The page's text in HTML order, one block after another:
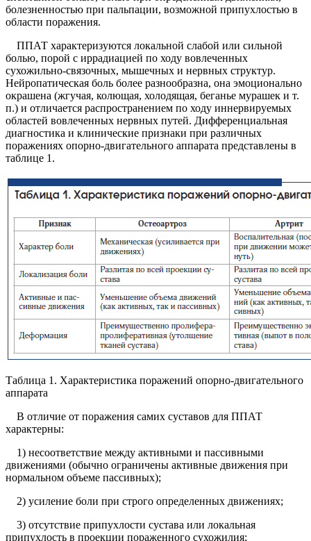
болезненностью при пальпации, возможной припухлостью в
области поражения.
ППАТ характеризуются локальной слабой или сильной
болью, порой с иррадиацией по ходу вовлеченных
сухожильно-связочных, мышечных и нервных структур.
Нейропатическая боль более разнообразна, она эмоционально
окрашена (жгучая, колющая, холодящая, беганье мурашек и т.
п.) и отличается распространением по ходу иннервируемых
областей вовлеченных нервных путей. Дифференциальная
диагностика и клинические признаки при различных
поражениях опорно-двигательного аппарата представлены в
таблице 1.
Таблица 1. Характеристика поражений опорно-двигательного
аппарата
В отличие от поражения самих суставов для ППАТ
характерны:
1) несоответствие между активными и пассивными
движениями (обычно ограничены активные движения при
нормальном объеме пассивных);
2) усиление боли при строго определенных движениях;
3) отсутствие припухлости сустава или локальная
припухлость в проекции пораженного сухожилия;